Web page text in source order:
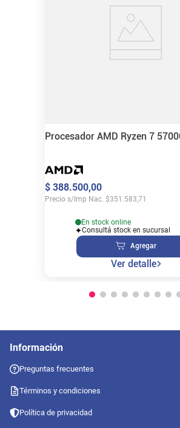
Procesador AMD Ryzen 7
$ 388.500,00
Precio s/Imp Nac. $351.583,71
En stock online
Consultá stock en sucursal
Agregar
Ver detalle
Información
Preguntas frecuentes
Términos y condiciones
Política de privacidad